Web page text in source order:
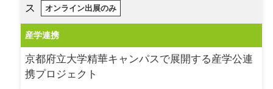
ス
オンライン出展のみ
産学連携
京都府立大学精華キャンパスで展開する産学公連
携プロジェクト